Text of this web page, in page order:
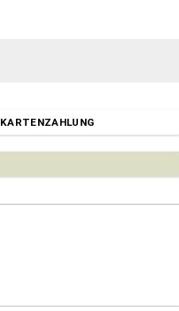
KARTENZAHLUNG